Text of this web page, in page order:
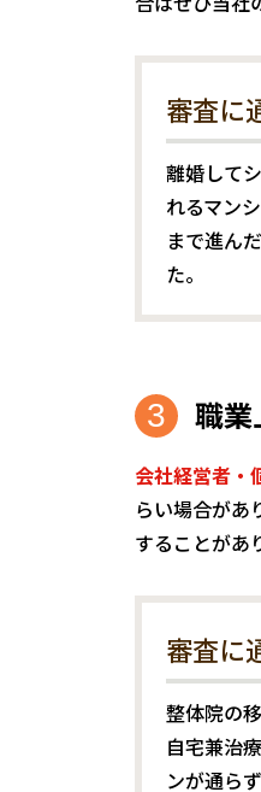
審査に
離婚して
れるマン
まで進ん
た。
職業
会社経営者・
らい場合があ
することがあ
審査に
整体院の
自宅兼治
ンが通ら